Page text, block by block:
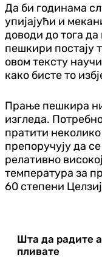
Да би годинама
упијајући и
доводи до тога да
пешкири постају
овом тексту
како бисте то
Прање пешкира
изгледа.
пратити
препоручују да
релативно
температура за
60 степени
Шта да радите
пливате